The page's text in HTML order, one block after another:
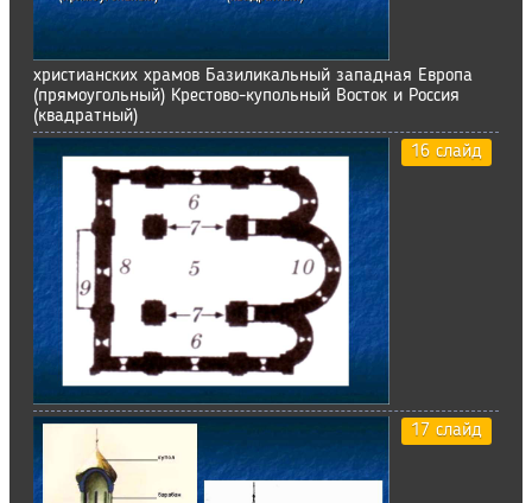
христианских храмов Базиликальный западная Европа
(прямоугольный) Крестово-купольный Восток и Россия
(квадратный)
16 слайд
17 слайд